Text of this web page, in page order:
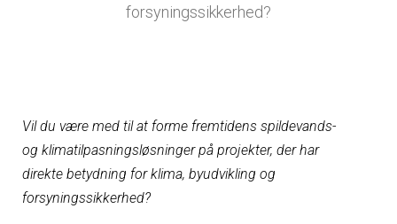
forsyningssikkerhed?
Vil du være med til at forme fremtidens spildevands-
og klimatilpasningsløsninger på projekter, der har
direkte betydning for klima, byudvikling og
forsyningssikkerhed?